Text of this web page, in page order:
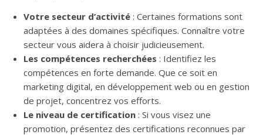
Votre secteur d’activité : Certaines formations sont
adaptées à des domaines spécifiques. Connaître votre
secteur vous aidera à choisir judicieusement.
Les compétences recherchées : Identifiez les
compétences en forte demande. Que ce soit en
marketing digital, en développement web ou en gestion
de projet, concentrez vos efforts.
Le niveau de certification : Si vous visez une
promotion, présentez des certifications reconnues par